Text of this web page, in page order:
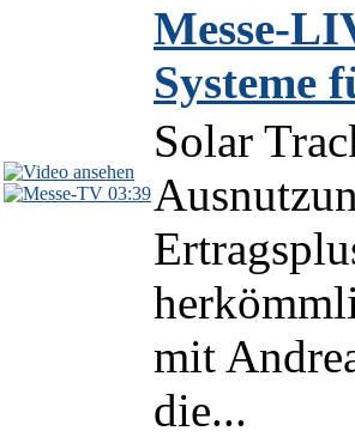
03:39
Messe-
Systeme
Solar
mit
die...